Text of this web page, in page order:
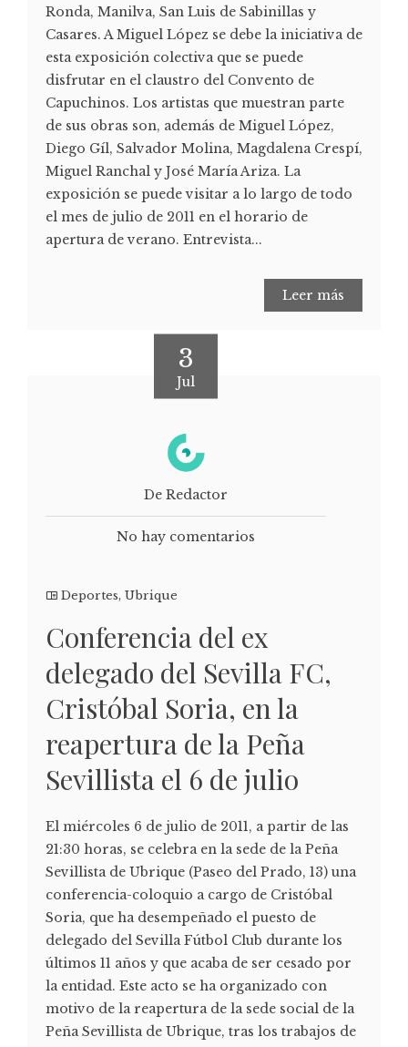
Ronda, Manilva, San Luis de Sabinillas y
Casares. A Miguel López se debe la iniciativa de
esta exposición colectiva que se puede
disfrutar en el claustro del Convento de
Capuchinos. Los artistas que muestran parte
de sus obras son, además de Miguel López,
Diego Gíl, Salvador Molina, Magdalena Crespí,
Miguel Ranchal y José María Ariza. La
exposición se puede visitar a lo largo de todo
el mes de julio de 2011 en el horario de
apertura de verano. Entrevista...
Leer más
3
Jul
De Redactor
No hay comentarios
Deportes, Ubrique
Conferencia del ex
delegado del Sevilla FC,
Cristóbal Soria, en la
reapertura de la Peña
Sevillista el 6 de julio
El miércoles 6 de julio de 2011, a partir de las
21:30 horas, se celebra en la sede de la Peña
Sevillista de Ubrique (Paseo del Prado, 13) una
conferencia-coloquio a cargo de Cristóbal
Soria, que ha desempeñado el puesto de
delegado del Sevilla Fútbol Club durante los
últimos 11 años y que acaba de ser cesado por
la entidad. Este acto se ha organizado con
motivo de la reapertura de la sede social de la
Peña Sevillista de Ubrique, tras los trabajos de